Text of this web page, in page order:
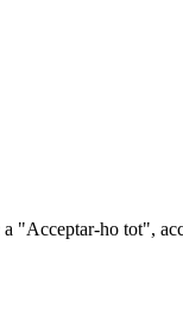
"Acceptar-ho tot",